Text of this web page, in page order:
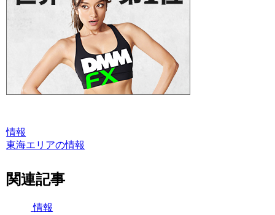
情報
東海エリアの情報
関連記事
情報